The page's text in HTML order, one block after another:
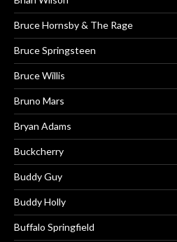
Bruce Hornsby & The Rage
Bruce Springsteen
Bruce Willis
Bruno Mars
Bryan Adams
Buckcherry
Buddy Guy
Buddy Holly
Buffalo Springfield